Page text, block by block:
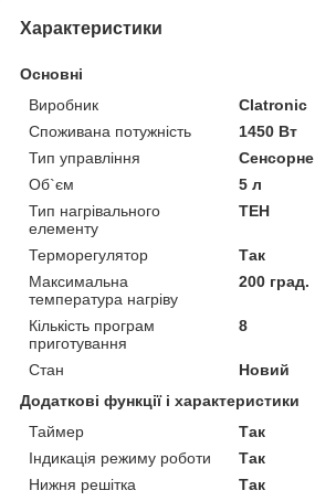
Характеристики
Основні
Виробник
Clatronic
Споживана потужність
1450 Вт
Тип управління
Сенсорне
Об`єм
5 л
Тип нагрівального
елементу
ТЕН
Терморегулятор
Так
Максимальна
температура нагріву
200 град.
Кількість програм
приготування
8
Стан
Новий
Додаткові функції і характеристики
Таймер
Так
Індикація режиму роботи
Так
Нижня решітка
Так